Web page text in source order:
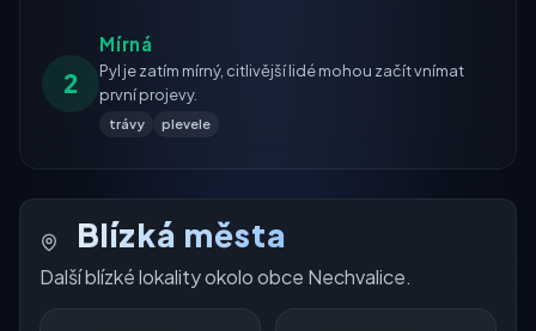
2
Mírná
Pyl je zatím mírný, citlivější lidé mohou začít vnímat
první projevy.
trávy plevele
Blízká města
Další blízké lokality okolo obce Nechvalice.